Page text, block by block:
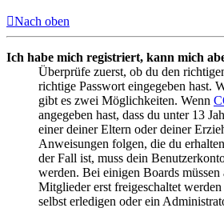
Nach oben
Ich habe mich registriert, kann mich
Überprüfe zuerst, ob du den
richtige Passwort eingegeben hast.
gibt es zwei Möglichkeiten. Wenn
angegeben hast, dass du unter 13
einer deiner Eltern oder deiner
Anweisungen folgen, die du
der Fall ist, muss dein
werden. Bei einigen Boards müssen
Mitglieder erst freigeschaltet
selbst erledigen oder ein